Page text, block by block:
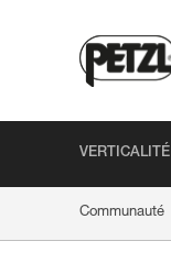
VERTICALITÉ
Communauté